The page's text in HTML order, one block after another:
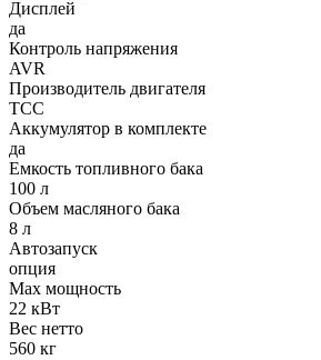
Дисплей
да
Контроль напряжения
AVR
Производитель двигателя
ТСС
Аккумулятор в комплекте
да
Емкость топливного бака
100 л
Объем масляного бака
8 л
Автозапуск
опция
Max мощность
22 кВт
Вес нетто
560 кг